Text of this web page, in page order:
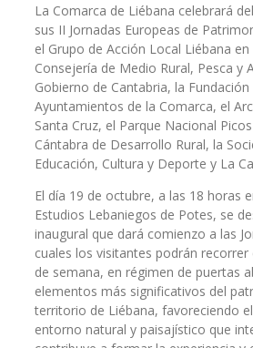
La Comarca de Liébana celebrará
sus II Jornadas Europeas de
el Grupo de Acción Local Liébana
Consejería de Medio Rural, Pesca y
Gobierno de Cantabria, la
Ayuntamientos de la Comarca, el
Santa Cruz, el Parque Nacional
Cántabra de Desarrollo Rural, la
Educación, Cultura y Deporte y La
El día 19 de octubre, a las 18 horas
Estudios Lebaniegos de Potes, se
inaugural que dará comienzo a las
cuales los visitantes podrán
de semana, en régimen de puertas
elementos más significativos del
territorio de Liébana, favoreciendo
entorno natural y paisajístico que